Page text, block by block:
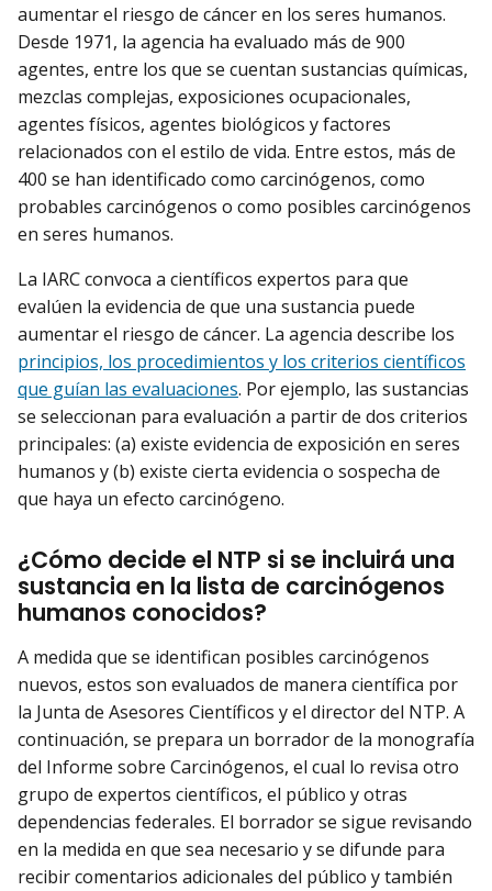
aumentar el riesgo de cáncer en los seres humanos.
Desde 1971, la agencia ha evaluado más de 900
agentes, entre los que se cuentan sustancias químicas,
mezclas complejas, exposiciones ocupacionales,
agentes físicos, agentes biológicos y factores
relacionados con el estilo de vida. Entre estos, más de
400 se han identificado como carcinógenos, como
probables carcinógenos o como posibles carcinógenos
en seres humanos.
La IARC convoca a científicos expertos para que
evalúen la evidencia de que una sustancia puede
aumentar el riesgo de cáncer. La agencia describe los
principios, los procedimientos y los criterios científicos
que guían las evaluaciones. Por ejemplo, las sustancias
se seleccionan para evaluación a partir de dos criterios
principales: (a) existe evidencia de exposición en seres
humanos y (b) existe cierta evidencia o sospecha de
que haya un efecto carcinógeno.
¿Cómo decide el NTP si se incluirá una
sustancia en la lista de carcinógenos
humanos conocidos?
A medida que se identifican posibles carcinógenos
nuevos, estos son evaluados de manera científica por
la Junta de Asesores Científicos y el director del NTP. A
continuación, se prepara un borrador de la monografía
del Informe sobre Carcinógenos, el cual lo revisa otro
grupo de expertos científicos, el público y otras
dependencias federales. El borrador se sigue revisando
en la medida en que sea necesario y se difunde para
recibir comentarios adicionales del público y también